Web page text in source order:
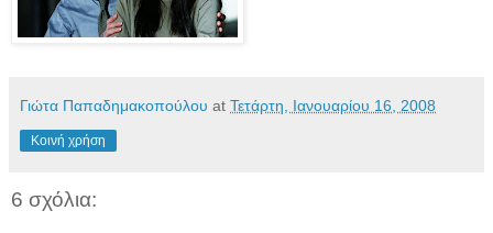
Γιώτα Παπαδημακοπούλου at Τετάρτη, Ιανουαρίου 16, 2008
Κοινή χρήση
6 σχόλια: